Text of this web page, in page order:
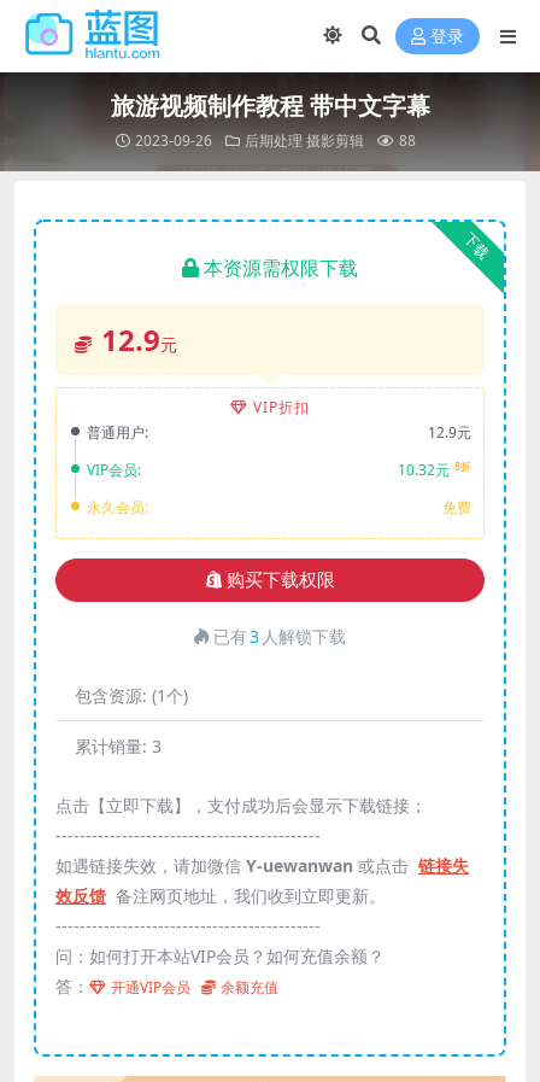
登录
旅游视频制作教程 带中文字幕
2023-09-26 后期处理 摄影剪辑 88
下载
本资源需权限下载
12.9元
VIP折扣
普通用户:
12.9元
VIP会员:
10.32元 8折
永久会员: 免费
购买下载权限
已有3 人解锁下载
包含资源: (1个)
累计销量: 3
点击【立即下载】，支付成功后会显示下载链接；
--------------------------------------------
如遇链接失效，请加微信 Y-uewanwan 或点击 链接失
效反馈 备注网页地址，我们收到立即更新。
--------------------------------------------
问：如何打开本站VIP会员？如何充值余额？
答：
开通VIP会员 余额充值